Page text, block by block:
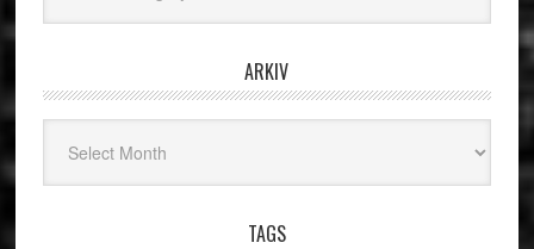
ARKIV
TAGS